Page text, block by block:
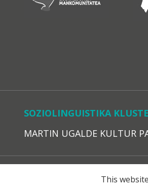
SOZIOLINGUISTIKA
MARTIN UGALDE KULTUR
This